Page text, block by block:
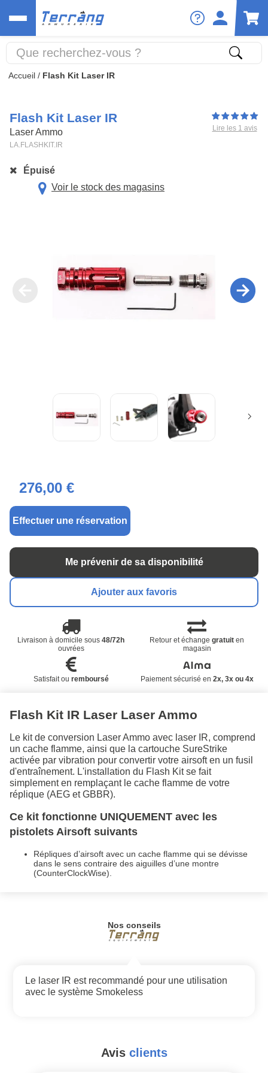
Accueil / Flash Kit Laser IR
Flash Kit Laser IR
Laser Ammo
LA.FLASHKIT.IR
Lire les 1 avis
Épuisé
Voir le stock des magasins
276,00 €
Effectuer une réservation
Me prévenir de sa disponibilité
Ajouter aux favoris
Livraison à domicile sous48/72h
ouvrées
Retour et échangegratuit en
magasin
Satisfait ou remboursé Paiement sécurisé en 2x, 3x ou 4x
Flash Kit IR Laser Laser Ammo
Le kit de conversion Laser Ammo avec laser IR, comprend
un cache flamme, ainsi que la cartouche SureStrike
activée par vibration pour convertir votre airsoft en un fusil
d'entraînement. L'installation du Flash Kit se fait
simplement en remplaçant le cache flamme de votre
réplique (AEG et GBBR).
Ce kit fonctionne UNIQUEMENT avec les
pistolets Airsoft suivants
Répliques d’airsoft avec un cache flamme qui se dévisse
dans le sens contraire des aiguilles d’une montre
(CounterClockWise).
Nos conseils
Le laser IR est recommandé pour une utilisation
avec le système Smokeless
Avis clients